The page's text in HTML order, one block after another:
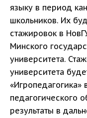
языку в период
школьников. Их
стажировок в
Минского
университета.
университета
«Игропедагогика»
педагогического
результаты в